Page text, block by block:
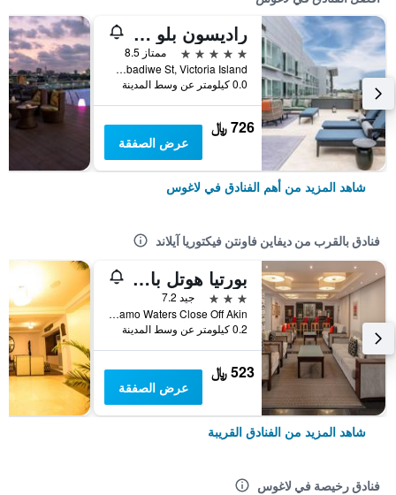
راديسون بلو أنكوراج هوتل، لاجوس، في.آي.
5 نجوم
ممتاز 8.5
1a Ozumba Mbadiwe St, Victoria Island, لاغوس, نيجيريا
0.0 كيلومتر عن وسط المدينة
726 ﷼
عرض الصفقة
شاهد المزيد من أهم الفنادق في لاغوس
فنادق بالقرب من ديفاين فاونتن فيكتوريا آيلاند
بورتيا هوتل باي ماريوت لاغوس كورامو ووترز
3 نجوم
جيد 7.2
Kuramo Waters Close Off Akin, لاغوس, نيجيريا
0.2 كيلومتر عن وسط المدينة
523 ﷼
عرض الصفقة
شاهد المزيد من الفنادق القريبة
فنادق رخيصة في لاغوس